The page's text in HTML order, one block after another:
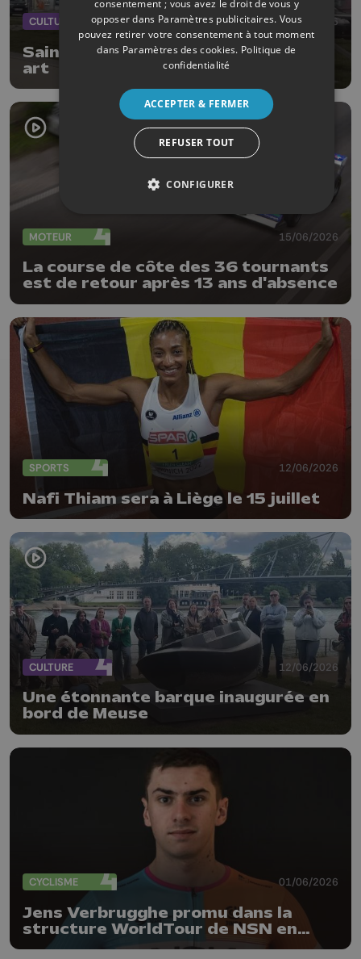
CULTURE 17/06/2026
Saint-Léonard, capitale du street
art
MOTEUR 15/06/2026
La course de côte des 36 tournants
est de retour après 13 ans d'absence
SPORTS 12/06/2026
Nafi Thiam sera à Liège le 15 juillet
CULTURE 12/06/2026
Une étonnante barque inaugurée en
bord de Meuse
CYCLISME 01/06/2026
Jens Verbrugghe promu dans la
structure WorldTour de NSN en
2027
consentement ; vous avez le droit de vous y
opposer dans Paramètres publicitaires. Vous
pouvez retirer votre consentement à tout moment
dans Paramètres des cookies. Politique de
confidentialité
ACCEPTER & FERMER
REFUSER TOUT
CONFIGURER